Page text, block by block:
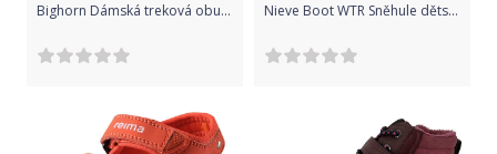
Bighorn Dámská treková obuv NEVADA 0722 červená, 37 Nieve Boot WTR Sněhule dětské Puma | Červená | Dívčí | 20